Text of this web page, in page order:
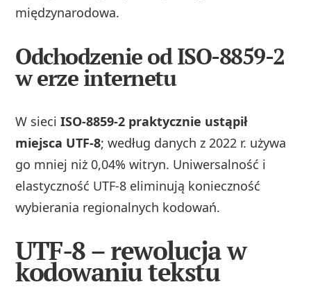
międzynarodowa.
Odchodzenie od ISO-8859-2
w erze internetu
W sieciISO‑8859‑2 praktycznie ustąpił
miejsca UTF‑8; według danych z 2022 r. używa
go mniej niż 0,04% witryn. Uniwersalność i
elastyczność UTF‑8 eliminują konieczność
wybierania regionalnych kodowań.
UTF-8 – rewolucja w
kodowaniu tekstu